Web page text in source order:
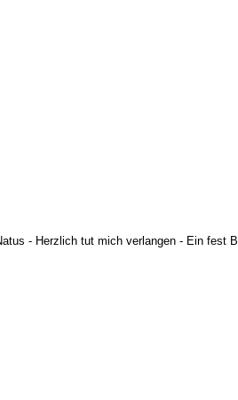
- Herzlich tut mich verlangen - Ein fest